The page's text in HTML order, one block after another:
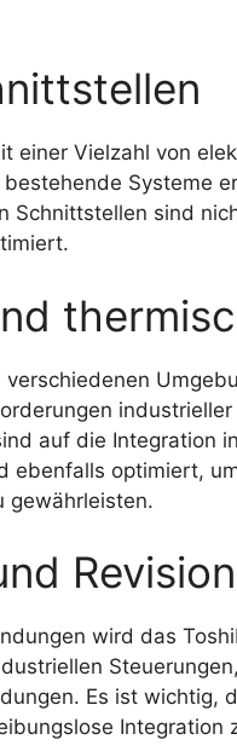
einer Vielzahl von
Systeme
Schnittstellen sind
auf die Integration
ebenfalls optimiert,
gewährleisten.
wird das
Es ist wichtig,
Integration